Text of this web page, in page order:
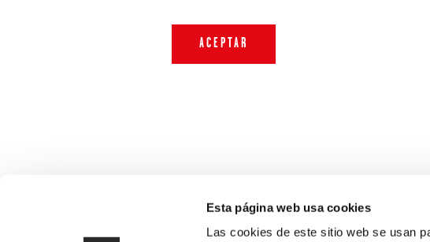
Esta página web usa cookies
Las cookies de este sitio web se usan